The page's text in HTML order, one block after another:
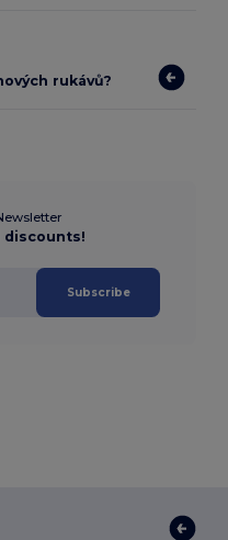
rukávů?
discounts!
Subscribe